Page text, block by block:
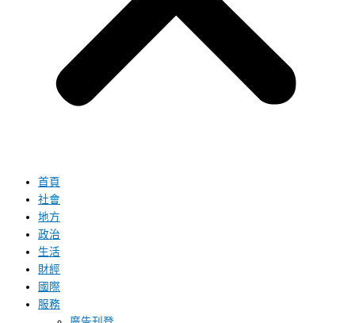
首頁
社會
地方
政治
生活
財經
國際
服務